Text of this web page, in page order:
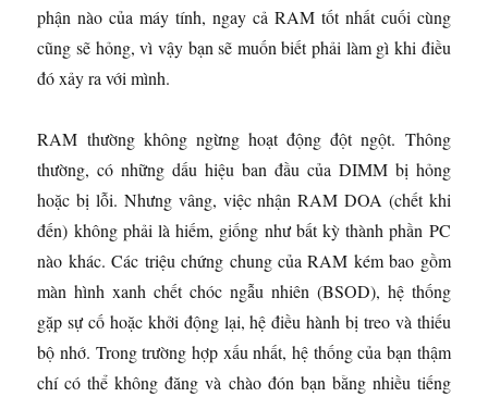
phận nào của máy tính, ngay cả RAM tốt nhất cuối cùng
cũng sẽ hỏng, vì vậy bạn sẽ muốn biết phải làm gì khi điều
đó xảy ra với mình.
RAM thường không ngừng hoạt động đột ngột. Thông
thường, có những dấu hiệu ban đầu của DIMM bị hỏng
hoặc bị lỗi. Nhưng vâng, việc nhận RAM DOA (chết khi
đến) không phải là hiếm, giống như bất kỳ thành phần PC
nào khác. Các triệu chứng chung của RAM kém bao gồm
màn hình xanh chết chóc ngẫu nhiên (BSOD), hệ thống
gặp sự cố hoặc khởi động lại, hệ điều hành bị treo và thiếu
bộ nhớ. Trong trường hợp xấu nhất, hệ thống của bạn thậm
chí có thể không đăng và chào đón bạn bằng nhiều tiếng